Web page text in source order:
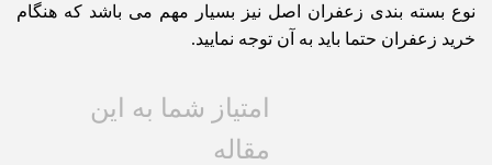
نوع بسته بندی زعفران اصل نیز بسیار مهم می باشد که هنگام
خرید زعفران حتما باید به آن توجه نمایید.
امتیاز شما به این
مقاله